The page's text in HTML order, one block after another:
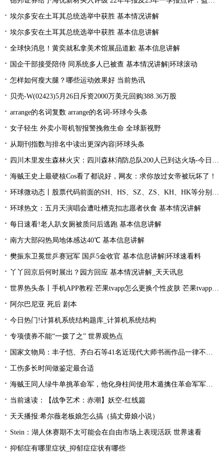
埃尔多安在土耳其总统选举中获胜 基本情况讲解
埃尔多安在土耳其总统选举中获胜 基本信息讲解
全球快消息！黄奕就私拿美术馆展品道歉 基本信息讲解
国企干部接受陪侍 同系统多人已被查 基本情况讲解|环球滚动
怎样如何瘦大腿？哪些运动效果好 当前热讯
贝壳-W(02423)5月26日斥资2000万美元回购388.36万股
arrange的名词复数 arrange的名词-环球今头条
女子轻生 外卖小哥机智报警挽救生命 全球新视野
从期刊指数与排名中读出更深内容|环球头条
四川木里发生森林火灾：四川森林消防总队200人已到达火场-今日关注
海贼王史上最硬核Cos看了都说好，网友：求你放过女帝被玩坏了！
环球微动态丨股票代码前面的SH、HS、SZ、ZS、KH、HK等分别是什么意思？
环球热文：五月天演唱会遭吐槽克扣志愿者伙食 基本情况讲解
每日速看!老人趴女厕被质问后逃跑 基本信息讲解
南方大部闷热局地体感达40℃ 基本信息讲解
樊振东卫冕世乒赛冠军 国乒5金收官 基本信息讲解|环球速看料
丫丫回京后何时展出？园方回应 基本情况讲解_天天讯息
世界热头条丨手机APP教程:芒果tvapp怎么更换个性皮肤 芒果tvapp更换个性皮肤的方法
阿尔巴尼亚 死后 剧本
今日热门!计算机系统结构题库_计算机系统结构
专项债券不能“一拨了之” 世界观热点
国家文物局：丰子恺、齐白石等41名近现代大师书画作品一律不准出境
工伤多长时间做鉴定最合适
海贼王同人绿牛单挑革命军，他化身柱间使用木遁擒住革命军军长！
当前速读：【战争艺术：赤潮】妖空-红线篇
天天播报:希尔薇老板娘怎么搞（搞丈毋娘小说）
Stein：湖人休赛期不太可能会在自由市场上表现活跃 世界速看
抑郁症有哪里症状_抑郁症症状有哪些